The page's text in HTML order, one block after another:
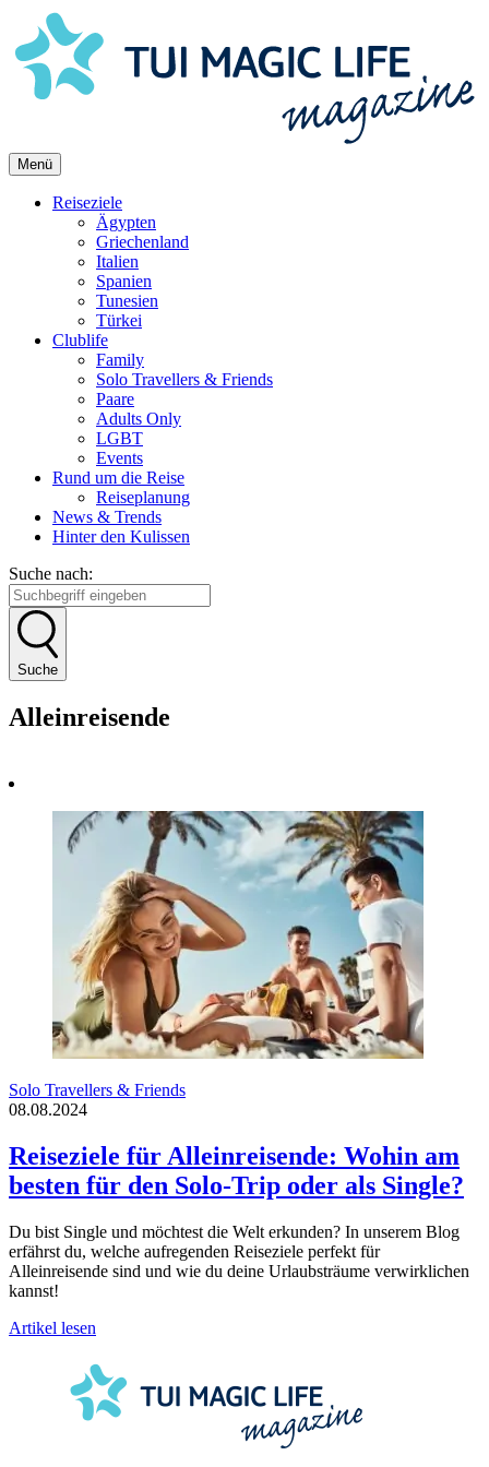
content
Menü
Reiseziele
Ägypten
Griechenland
Italien
Spanien
Tunesien
Türkei
Clublife
Family
Solo Travellers & Friends
Paare
Adults Only
LGBT
Events
Rund um die Reise
Reiseplanung
News & Trends
Hinter den Kulissen
Suche nach:
Suche
Alleinreisende
Solo Travellers & Friends
08.08.2024
Reiseziele für Alleinreisende: Wohin am
besten für den Solo-Trip oder als Single?
Du bist Single und möchtest die Welt erkunden? In unserem Blog
erfährst du, welche aufregenden Reiseziele perfekt für
Alleinreisende sind und wie du deine Urlaubsträume verwirklichen
kannst!
Artikel lesen